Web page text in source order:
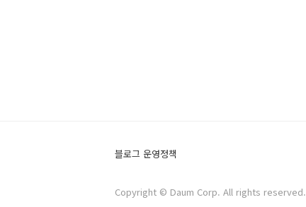
블로그 운영정책
Copyright © Daum Corp. All rights reserved.